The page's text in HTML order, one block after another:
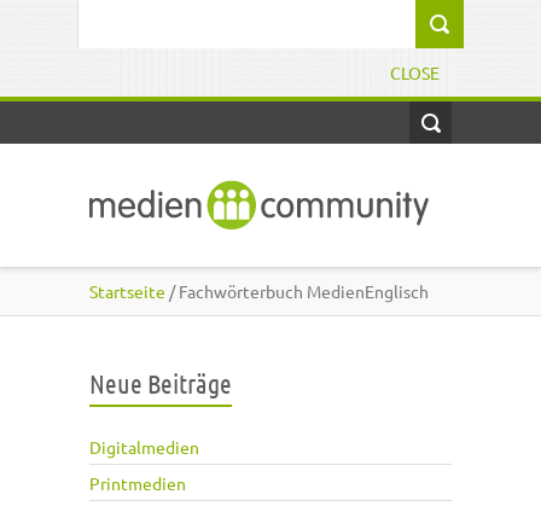
CLOSE
Startseite / Fachwörterbuch MedienEnglisch
Neue Beiträge
Digitalmedien
Printmedien